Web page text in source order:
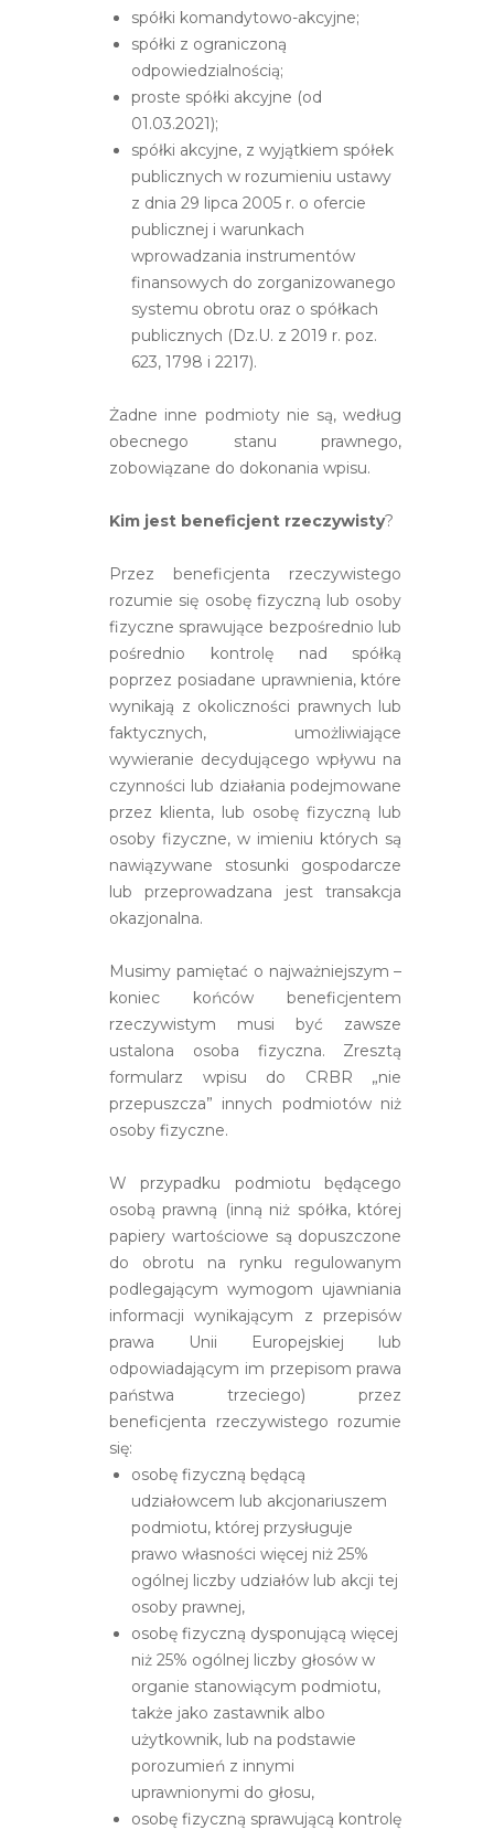
spółki komandytowo-akcyjne;
spółki z ograniczoną
odpowiedzialnością;
proste spółki akcyjne (od
01.03.2021);
spółki akcyjne, z wyjątkiem spółek
publicznych w rozumieniu ustawy
z dnia 29 lipca 2005 r. o ofercie
publicznej i warunkach
wprowadzania instrumentów
finansowych do zorganizowanego
systemu obrotu oraz o spółkach
publicznych (Dz.U. z 2019 r. poz.
623, 1798 i 2217).
Żadne inne podmioty nie są, według
obecnego stanu prawnego,
zobowiązane do dokonania wpisu.
Kim jest beneficjent rzeczywisty?
Przez beneficjenta rzeczywistego
rozumie się osobę fizyczną lub osoby
fizyczne sprawujące bezpośrednio lub
pośrednio kontrolę nad spółką
poprzez posiadane uprawnienia, które
wynikają z okoliczności prawnych lub
faktycznych, umożliwiające
wywieranie decydującego wpływu na
czynności lub działania podejmowane
przez klienta, lub osobę fizyczną lub
osoby fizyczne, w imieniu których są
nawiązywane stosunki gospodarcze
lub przeprowadzana jest transakcja
okazjonalna.
Musimy pamiętać o najważniejszym –
koniec końców beneficjentem
rzeczywistym musi być zawsze
ustalona osoba fizyczna. Zresztą
formularz wpisu do CRBR „nie
przepuszcza” innych podmiotów niż
osoby fizyczne.
W przypadku podmiotu będącego
osobą prawną (inną niż spółka, której
papiery wartościowe są dopuszczone
do obrotu na rynku regulowanym
podlegającym wymogom ujawniania
informacji wynikającym z przepisów
prawa Unii Europejskiej lub
odpowiadającym im przepisom prawa
państwa trzeciego) przez
beneficjenta rzeczywistego rozumie
się:
osobę fizyczną będącą
udziałowcem lub akcjonariuszem
podmiotu, której przysługuje
prawo własności więcej niż 25%
ogólnej liczby udziałów lub akcji tej
osoby prawnej,
osobę fizyczną dysponującą więcej
niż 25% ogólnej liczby głosów w
organie stanowiącym podmiotu,
także jako zastawnik albo
użytkownik, lub na podstawie
porozumień z innymi
uprawnionymi do głosu,
osobę fizyczną sprawującą kontrolę